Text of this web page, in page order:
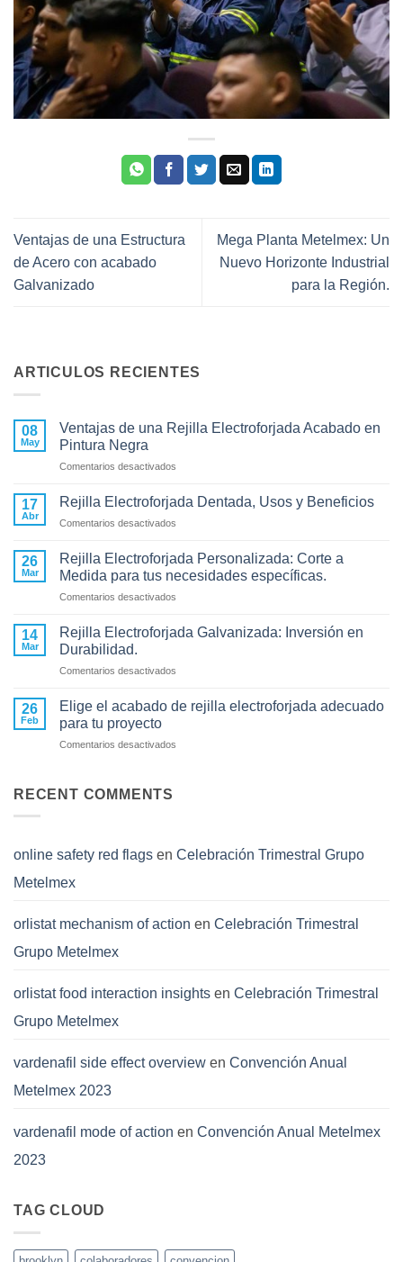
Ventajas de una Estructura
de Acero con acabado
Galvanizado
Mega Planta Metelmex: Un
Nuevo Horizonte Industrial
para la Región.
ARTICULOS RECIENTES
08
May
Ventajas de una Rejilla Electroforjada Acabado en
Pintura Negra
Comentarios desactivados
de
Acabado
en
17
Abr
Rejilla Electroforjada Dentada, Usos y Beneficios
Comentarios desactivados
Electroforjada
Dentada,
Usos
26
Mar
Rejilla Electroforjada Personalizada: Corte a
Medida para tus necesidades específicas.
Comentarios desactivados
Electroforjada
para
14
Mar
Rejilla Electroforjada Galvanizada: Inversión en
Durabilidad.
Comentarios desactivados
Electroforjada
Galvanizada:
26
Feb
Elige el acabado de rejilla electroforjada adecuado
para tu proyecto
Comentarios desactivados
adecuado
RECENT COMMENTS
online safety red flags en Celebración Trimestral Grupo
Metelmex
orlistat mechanism of action en Celebración Trimestral
Grupo Metelmex
orlistat food interaction insights en Celebración Trimestral
Grupo Metelmex
vardenafil side effect overview en Convención Anual
Metelmex 2023
vardenafil mode of action en Convención Anual Metelmex
2023
TAG CLOUD